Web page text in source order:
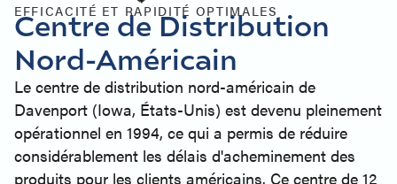
EFFICACITÉ ET RAPIDITÉ OPTIMALES
Centre de Distribution
Nord-Américain
Le centre de distribution nord-américain de
Davenport (Iowa, États-Unis) est devenu pleinement
opérationnel en 1994, ce qui a permis de réduire
considérablement les délais d'acheminement des
produits pour les clients américains. Ce centre de 12